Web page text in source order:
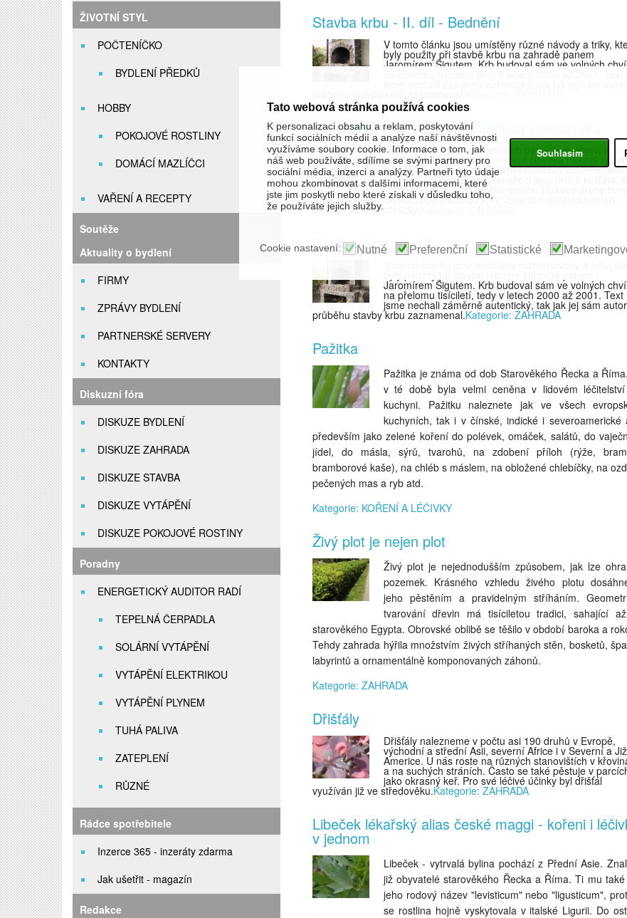
ŽIVOTNÍ STYL
POČTENÍČKO
BYDLENÍ PŘEDKŮ
HOBBY
POKOJOVÉ ROSTLINY
DOMÁCÍ MAZLÍČCI
VAŘENÍ A RECEPTY
Soutěže
Aktuality o bydlení
FIRMY
ZPRÁVY BYDLENÍ
PARTNERSKÉ SERVERY
KONTAKTY
Diskuzní fóra
DISKUZE BYDLENÍ
DISKUZE ZAHRADA
DISKUZE STAVBA
DISKUZE VYTÁPĚNÍ
DISKUZE POKOJOVÉ ROSTINY
Poradny
ENERGETICKÝ AUDITOR RADÍ
TEPELNÁ ČERPADLA
SOLÁRNÍ VYTÁPĚNÍ
VYTÁPĚNÍ ELEKTRIKOU
VYTÁPĚNÍ PLYNEM
TUHÁ PALIVA
ZATEPLENÍ
RŮZNÉ
Rádce spotřebitele
Inzerce 365 - inzeráty zdarma
Jak ušetřit - magazín
Redakce
Stavba krbu - II. díl - Bednění
V tomto článku jsou umístěny různé návody a triky,
byly použity při stavbě krbu na zahradě panem
Jaromírem Šigutem. Krb budoval sám ve volných
Antibiotika mají při léčbě boreliózy pomocníka
Nejen v lese, ale i v městských parcích se objevují
infikovaná klíšťata, která mohou člověka nakazit
boreliózou. Toto onemocnění vyvolávají bakterie rodu
Borrelia. Nejčastějšími přenašeči jsou právě klíšťata.
nejen ona. Nakazit člověka mohou i takové druhy
které přicházejí do kontaktu s lidskou krví. Jsou to například komáři,
blechy nebo muchničky.
Stavba krbu - I. díl
Jaromírem Šigutem. Krb budoval sám ve volných
na přelomu tisíciletí, tedy v letech 2000 až 2001. Text
jsme nechali záměrně autentický, tak jak jej sám
průběhu stavby krbu zaznamenal.Kategorie: ZAHRADA
Pažitka
Pažitka je známa od dob Starověkého Řecka a
v té době byla velmi ceněna v lidovém
kuchyni. Pažitku naleznete jak ve všech
kuchyních, tak i v čínské, indické i severoamerické
především jako zelené koření do polévek, omáček, salátů, do
jídel, do másla, sýrů, tvarohů, na zdobení příloh (rýže,
bramborové kaše), na chléb s máslem, na obložené chlebíčky, na
pečených mas a ryb atd.
Kategorie: KOŘENÍ A LÉČIVKY
Živý plot je nejen plot
Živý plot je nejednodušším způsobem, jak lze
pozemek. Krásného vzhledu živého plotu
jeho pěstěním a pravidelným stříháním.
tvarování dřevin má tisíciletou tradici, sahající
starověkého Egypta. Obrovské oblibě se těšilo v období baroka a
Tehdy zahrada hýřila množstvím živých stříhaných stěn, bosketů,
labyrintů a ornamentálně komponovaných záhonů.
Kategorie: ZAHRADA
Dřišťály
Dřišťály nalezneme v počtu asi 190 druhů v Evropě,
východní a střední Asii, severní Africe i v Severní a
Americe. U nás roste na různých stanovištích v
a na suchých stráních. Často se také pěstuje v
jako okrasný keř. Pro své léčivé účinky byl dřišťál
využíván již ve středověku.Kategorie: ZAHRADA
Libeček lékařský alias české maggi - kořeni i
v jednom
Libeček - vytrvalá bylina pochází z Přední Asie.
již obyvatelé starověkého Řecka a Říma. Ti mu
jeho rodový název "levisticum" nebo "ligusticum",
se rostlina hojně vyskytovala v italské Ligurii. Do
Tato webová stránka používá cookies
K personalizaci obsahu a reklam, poskytování
funkcí sociálních médií a analýze naší návštěvnosti
využíváme soubory cookie. Informace o tom, jak
náš web používáte, sdílíme se svými partnery pro
sociální média, inzerci a analýzy. Partneři tyto údaje
mohou zkombinovat s dalšími informacemi, které
jste jim poskytli nebo které získali v důsledku toho,
že používáte jejich služby.
Souhlasím
Cookie nastavení: Nutné Preferenční Statistické